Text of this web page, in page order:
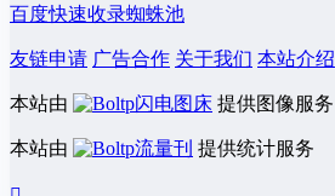
百度快速收录蜘蛛池
友链申请 广告合作 关于我们 本站介绍
本站由 闪电图床 提供图像服务
本站由 流量刊 提供统计服务